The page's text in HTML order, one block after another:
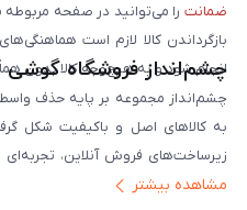
ضمانت را می‌توانید در صفحه مربوطه
بازگرداندن کالا لازم است
انجام شود و به هیچ‌وجه کالا بدون
چشم‌انداز فروشگاه گوشی
چشم‌انداز مجموعه بر پایه حذف
به کالاهای اصل و باکیفیت شکل
زیرساخت‌های فروش آنلاین، تجربه‌ای
ایران ارائه دهیم. تبدیل‌شدن به مرجعی
مشاهده بیشتر